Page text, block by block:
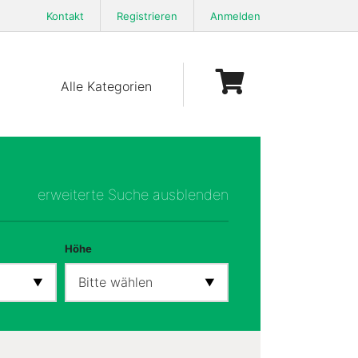
Kontakt Registrieren Anmelden
Alle Kategorien
erweiterte Suche ausblenden
Höhe
Bitte wählen